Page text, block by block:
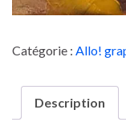
Catégorie : Allo!
Description